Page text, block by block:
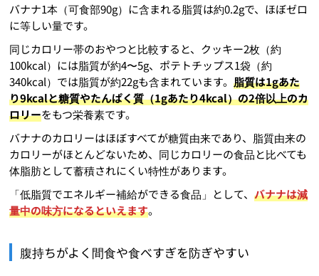
バナナ1本（可食部90g）に含まれる脂質は約0.2gで、ほぼゼロ
に等しい量です。
同じカロリー帯のおやつと比較すると、クッキー2枚（約
100kcal）には脂質が約4〜5g、ポテトチップス1袋（約
340kcal）では脂質が約22gも含まれています。脂質は1gあた
り9kcalと糖質やたんぱく質（1gあたり4kcal）の2倍以上のカ
ロリーをもつ栄養素です。
バナナのカロリーはほぼすべてが糖質由来であり、脂質由来の
カロリーがほとんどないため、同じカロリーの食品と比べても
体脂肪として蓄積されにくい特性があります。
「低脂質でエネルギー補給ができる食品」として、バナナは減
量中の味方になるといえます。
腹持ちがよく間食や食べすぎを防ぎやすい